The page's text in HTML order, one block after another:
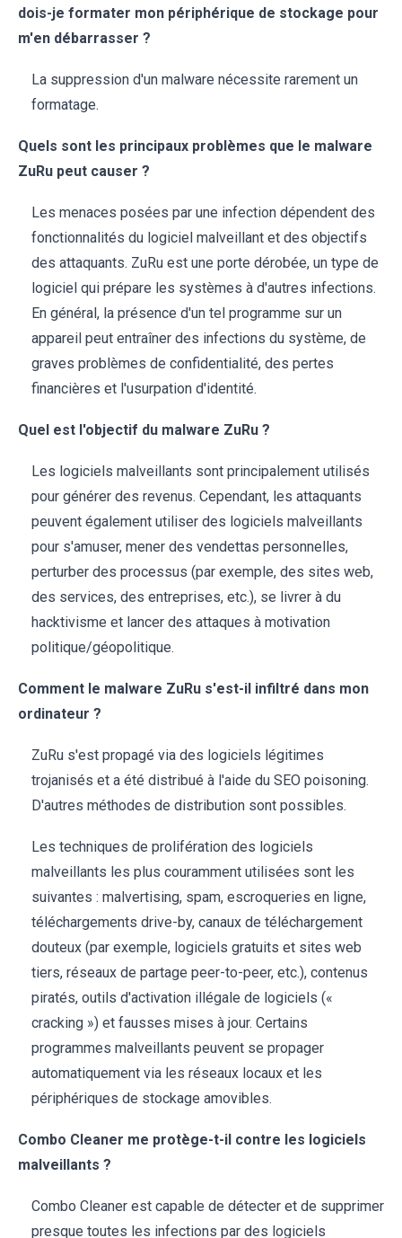
dois-je formater mon périphérique de stockage pour
m'en débarrasser ?
La suppression d'un malware nécessite rarement un
formatage.
Quels sont les principaux problèmes que le malware
ZuRu peut causer ?
Les menaces posées par une infection dépendent des
fonctionnalités du logiciel malveillant et des objectifs
des attaquants. ZuRu est une porte dérobée, un type de
logiciel qui prépare les systèmes à d'autres infections.
En général, la présence d'un tel programme sur un
appareil peut entraîner des infections du système, de
graves problèmes de confidentialité, des pertes
financières et l'usurpation d'identité.
Quel est l'objectif du malware ZuRu ?
Les logiciels malveillants sont principalement utilisés
pour générer des revenus. Cependant, les attaquants
peuvent également utiliser des logiciels malveillants
pour s'amuser, mener des vendettas personnelles,
perturber des processus (par exemple, des sites web,
des services, des entreprises, etc.), se livrer à du
hacktivisme et lancer des attaques à motivation
politique/géopolitique.
Comment le malware ZuRu s'est-il infiltré dans mon
ordinateur ?
ZuRu s'est propagé via des logiciels légitimes
trojanisés et a été distribué à l'aide du SEO poisoning.
D'autres méthodes de distribution sont possibles.
Les techniques de prolifération des logiciels
malveillants les plus couramment utilisées sont les
suivantes : malvertising, spam, escroqueries en ligne,
téléchargements drive-by, canaux de téléchargement
douteux (par exemple, logiciels gratuits et sites web
tiers, réseaux de partage peer-to-peer, etc.), contenus
piratés, outils d'activation illégale de logiciels («
cracking ») et fausses mises à jour. Certains
programmes malveillants peuvent se propager
automatiquement via les réseaux locaux et les
périphériques de stockage amovibles.
Combo Cleaner me protège-t-il contre les logiciels
malveillants ?
Combo Cleaner est capable de détecter et de supprimer
presque toutes les infections par des logiciels